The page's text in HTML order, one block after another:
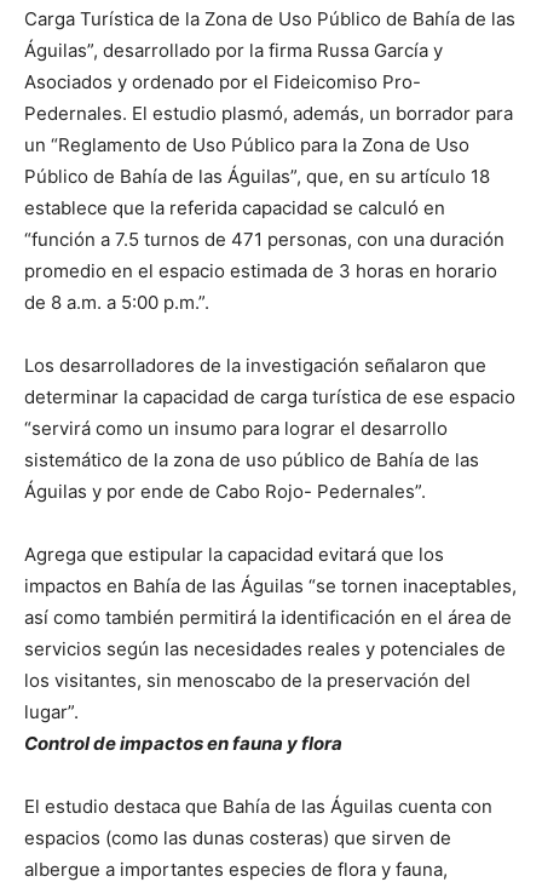
Carga Turística de la Zona de Uso Público de Bahía de las
Águilas”, desarrollado por la firma Russa García y
Asociados y ordenado por el Fideicomiso Pro-
Pedernales. El estudio plasmó, además, un borrador para
un “Reglamento de Uso Público para la Zona de Uso
Público de Bahía de las Águilas”, que, en su artículo 18
establece que la referida capacidad se calculó en
“función a 7.5 turnos de 471 personas, con una duración
promedio en el espacio estimada de 3 horas en horario
de 8 a.m. a 5:00 p.m.”.
Los desarrolladores de la investigación señalaron que
determinar la capacidad de carga turística de ese espacio
“servirá como un insumo para lograr el desarrollo
sistemático de la zona de uso público de Bahía de las
Águilas y por ende de Cabo Rojo- Pedernales”.
Agrega que estipular la capacidad evitará que los
impactos en Bahía de las Águilas “se tornen inaceptables,
así como también permitirá la identificación en el área de
servicios según las necesidades reales y potenciales de
los visitantes, sin menoscabo de la preservación del
lugar”.
Control de impactos en fauna y flora
El estudio destaca que Bahía de las Águilas cuenta con
espacios (como las dunas costeras) que sirven de
albergue a importantes especies de flora y fauna,